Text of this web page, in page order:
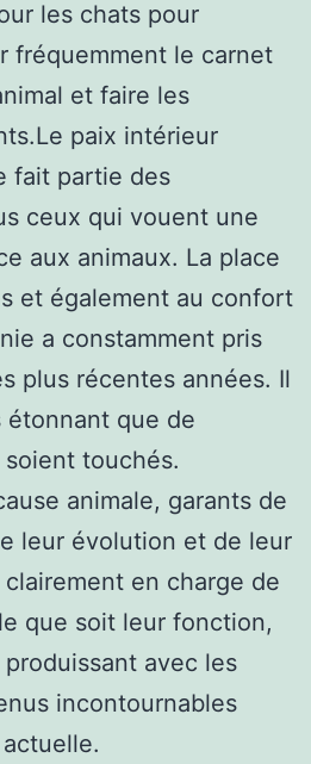
les chats pour
fréquemment le carnet
et faire les
paix intérieur
fait partie des
ceux qui vouent une
aux animaux. La place
et également au confort
a constamment pris
plus récentes années. Il
étonnant que de
touchés.
animale, garants de
leur évolution et de leur
en charge de
que soit leur fonction,
avec les
incontournables